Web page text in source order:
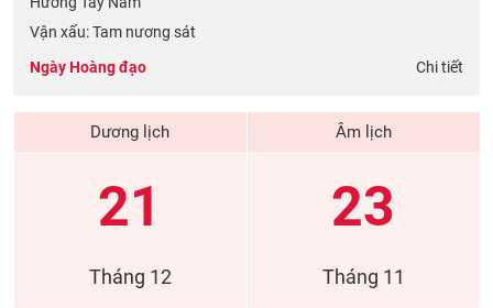
Vận xấu: Tam nương sát
Ngày Hoàng đạo
Chi tiết
Dương lịch
21
Tháng 12
Âm lịch
23
Tháng 11